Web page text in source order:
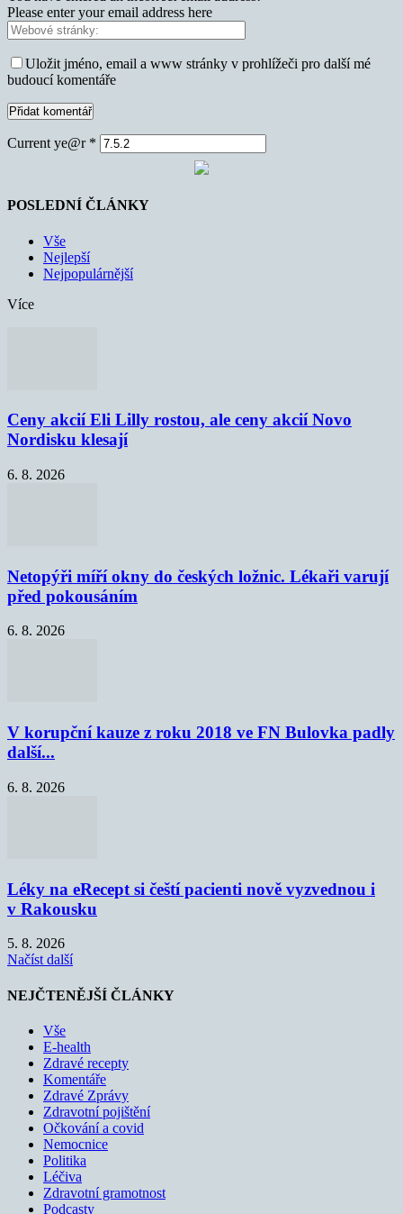
Please enter your email address here
Uložit jméno, email a www stránky v prohlížeči pro další mé
budoucí komentáře
Current ye@r *
POSLEDNÍ ČLÁNKY
Vše
Nejlepší
Nejpopulárnější
Více
Ceny akcií Eli Lilly rostou, ale ceny akcií Novo
Nordisku klesají
6. 8. 2026
Netopýři míří okny do českých ložnic. Lékaři varují
před pokousáním
6. 8. 2026
V korupční kauze z roku 2018 ve FN Bulovka padly
další...
6. 8. 2026
Léky na eRecept si čeští pacienti nově vyzvednou i
v Rakousku
5. 8. 2026
Načíst další
NEJČTENĚJŠÍ ČLÁNKY
Vše
E-health
Zdravé recepty
Komentáře
Zdravé Zprávy
Zdravotní pojištění
Očkování a covid
Nemocnice
Politika
Léčiva
Zdravotní gramotnost
Podcasty